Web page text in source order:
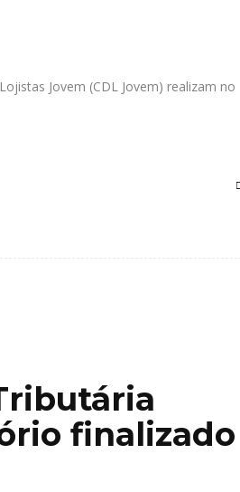
Jovem (CDL Jovem) realizam no
finalizado